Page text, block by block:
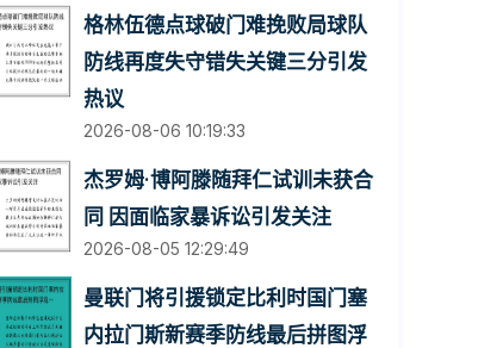
格林伍德点球破门难挽败局球队
防线再度失守错失关键三分引发
热议
2026-08-06 10:19:33
杰罗姆·博阿滕随拜仁试训未获合
同 因面临家暴诉讼引发关注
2026-08-05 12:29:49
曼联门将引援锁定比利时国门塞
内拉门斯新赛季防线最后拼图浮